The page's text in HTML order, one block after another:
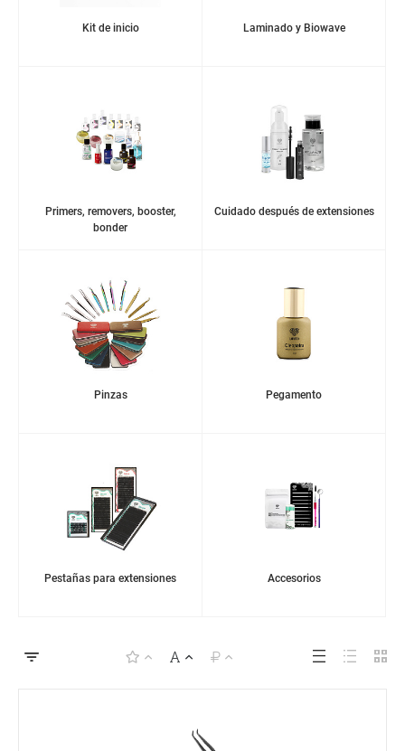
Kit de inicio Laminado y Biowave
Primers, removers, booster,
bonder
Cuidado después de extensiones
Pinzas Pegamento
Pestañas para extensiones Accesorios